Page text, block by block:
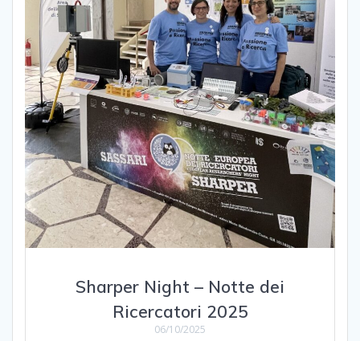
Sharper Night – Notte dei
Ricercatori 2025
06/10/2025